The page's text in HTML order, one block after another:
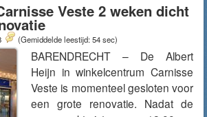
Veste 2 weken dicht
(Gemiddelde leestijd: 54 sec)
BARENDRECHT – De Albert
Heijn in winkelcentrum Carnisse
Veste is momenteel gesloten voor
een grote renovatie. Nadat de